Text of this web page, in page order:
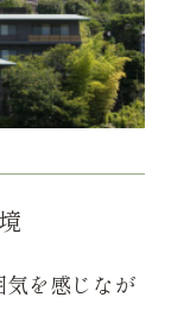
を感じなが